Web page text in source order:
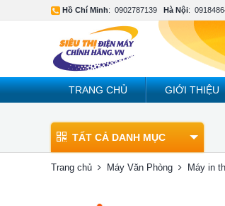
Hồ Chí Minh: 0902787139 Hà Nội:
TRANG CHỦ GIỚI THIỆU
TẤT CẢ DANH MỤC
Trang chủ Máy Văn Phòng Máy in